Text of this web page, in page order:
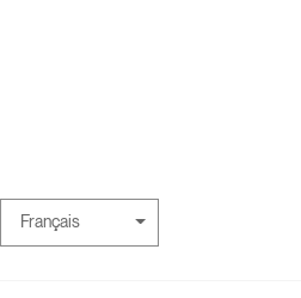
Français